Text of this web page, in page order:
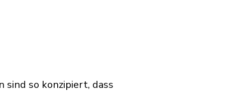
sind so konzipiert, dass